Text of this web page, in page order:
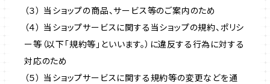
（３） 当ショップの商品、サービス等のご案内のため
（４） 当ショップサービスに関する当ショップの規約、ポリシ
ー等（以下「規約等」といいます。）に違反する行為に対する
対応のため
（５） 当ショップサービスに関する規約等の変更などを通